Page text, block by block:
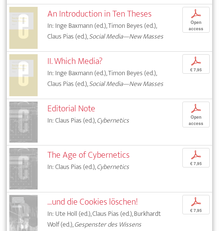
An Introduction in Ten Theses
In: Inge Baxmann (ed.), Timon Beyes (ed.),
Claus Pias (ed.),Social Media—New Masses
p
Open
access
II. Which Media?
In: Inge Baxmann (ed.), Timon Beyes (ed.),
Claus Pias (ed.),Social Media—New Masses
p
€ 7,95
Editorial Note
In: Claus Pias (ed.),Cybernetics
p
Open
access
The Age of Cybernetics
In: Claus Pias (ed.),Cybernetics
p
€ 7,95
...und die Cookies löschen!
In: Ute Holl (ed.), Claus Pias (ed.), Burkhardt
Wolf (ed.),Gespenster des Wissens
p
€ 7,95